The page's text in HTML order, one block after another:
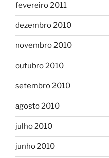
fevereiro 2011
dezembro 2010
novembro 2010
outubro 2010
setembro 2010
agosto 2010
julho 2010
junho 2010